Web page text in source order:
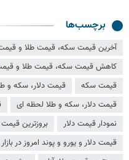
برچسب‌ها
آخرین قیمت سکه، قیمت طلا و قیمت
کاهش قیمت سکه، قیمت طلا و قیمت
قیمت سکه
قیمت دلار، سکه و
قیمت دلار، سکه و طلا لحظه ای
نمودار قیمت دلار
بروزترین قیمت
قیمت دلار و یورو و پوند امروز در